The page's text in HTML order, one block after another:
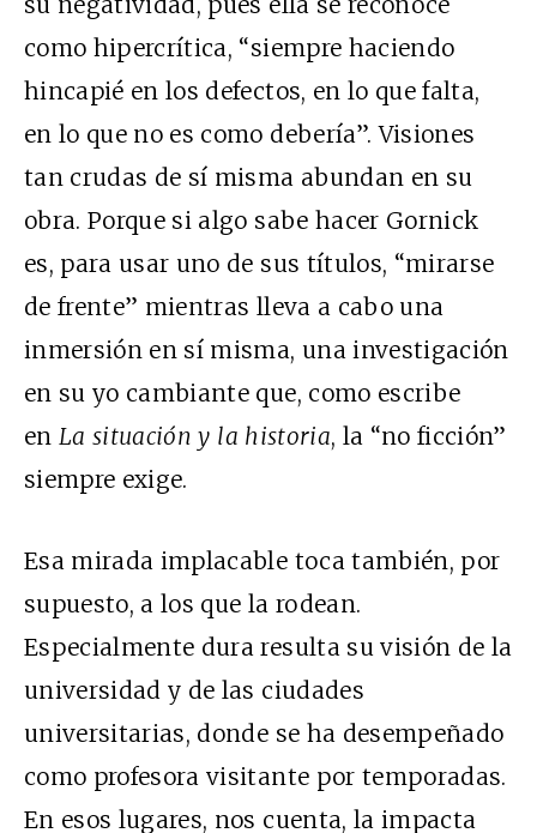
como hipercrítica, “siempre haciendo
hincapié en los defectos, en lo que falta,
en lo que no es como debería”. Visiones
tan crudas de sí misma abundan en su
obra. Porque si algo sabe hacer Gornick
es, para usar uno de sus títulos, “mirarse
de frente” mientras lleva a cabo una
inmersión en sí misma, una investigación
en su yo cambiante que, como escribe
enLa situación y la historia, la “no ficción”
siempre exige.
Esa mirada implacable toca también, por
supuesto, a los que la rodean.
Especialmente dura resulta su visión de la
universidad y de las ciudades
universitarias, donde se ha desempeñado
como profesora visitante por temporadas.
En esos lugares, nos cuenta, la impacta